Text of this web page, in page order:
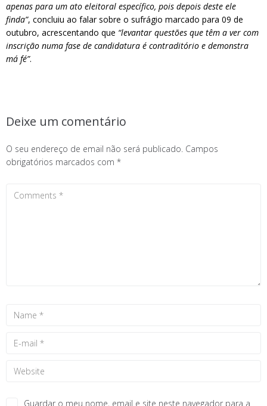
apenas para um ato eleitoral específico, pois depois deste ele
finda”, concluiu ao falar sobre o sufrágio marcado para 09 de
outubro, acrescentando que “levantar questões que têm a ver com
inscrição numa fase de candidatura é contraditório e demonstra
má fé”.
Deixe um comentário
O seu endereço de email não será publicado. Campos
obrigatórios marcados com *
Guardar o meu nome, email e site neste navegador para a